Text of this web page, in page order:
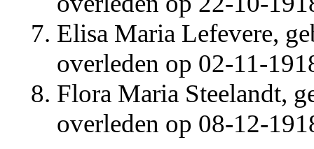
Elisa Maria Lefevere,
overleden op 02-11-
Flora Maria Steelandt,
overleden op 08-12-